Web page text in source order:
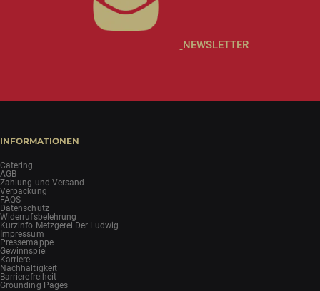
NEWSLETTER
INFORMATIONEN
Catering
AGB
Zahlung und Versand
Verpackung
FAQS
Datenschutz
Widerrufsbelehrung
Kurzinfo Metzgerei Der Ludwig
Impressum
Pressemappe
Gewinnspiel
Karriere
Nachhaltigkeit
Barrierefreiheit
Grounding Pages